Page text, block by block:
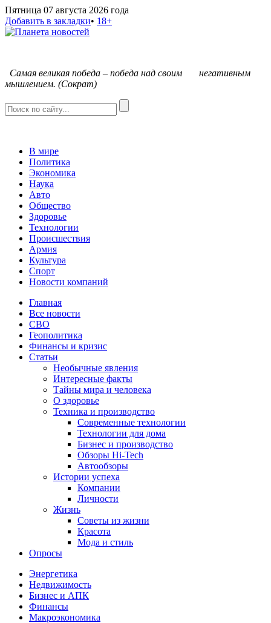
Пятница 07 августа 2026 года
Добавить в закладки• 18+
Самая великая победа – победа над своим негативным
мышлением. (Сократ)
В мире
Политика
Экономика
Наука
Авто
Общество
Здоровье
Технологии
Происшествия
Армия
Культура
Спорт
Новости компаний
Главная
Все новости
СВО
Геополитика
Финансы и кризис
Статьи
Необычные явления
Интересные факты
Тайны мира и человека
О здоровье
Техника и производство
Современные технологии
Технологии для дома
Бизнес и производство
Обзоры Hi-Tech
Автообзоры
Истории успеха
Компании
Личности
Жизнь
Советы из жизни
Красота
Мода и стиль
Опросы
Энергетика
Недвижимость
Бизнес и АПК
Финансы
Макроэкономика